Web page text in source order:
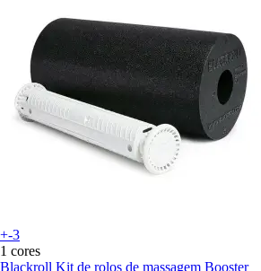
+-3
1 cores
Blackroll Kit de rolos de massagem Booster